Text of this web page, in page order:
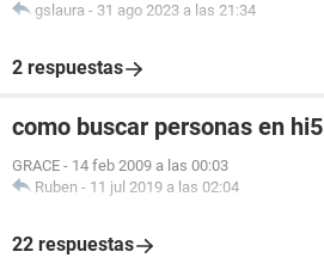
gslaura - 31 ago 2023 a las 21:34
2 respuestas
como buscar personas en hi5
GRACE - 14 feb 2009 a las 00:03
Ruben - 11 jul 2019 a las 02:04
22 respuestas